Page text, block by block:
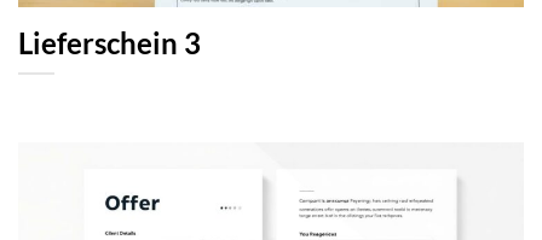
Lieferschein 3